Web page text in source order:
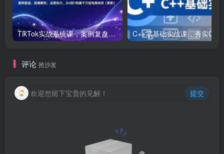
TikTok实战系统课，案例复盘、数据解析、运营执行，从0到1构建千万级电商体系（更新）
评论 抢沙发
欢迎您留下宝贵的见解！ 提交